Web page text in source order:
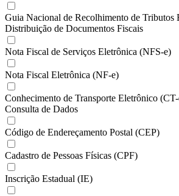
Guia Nacional de Recolhimento de Tributos
Distribuição de Documentos Fiscais
Nota Fiscal de Serviços Eletrônica (NFS-e)
Nota Fiscal Eletrônica (NF-e)
Conhecimento de Transporte Eletrônico
Consulta de Dados
Código de Endereçamento Postal (CEP)
Cadastro de Pessoas Físicas (CPF)
Inscrição Estadual (IE)